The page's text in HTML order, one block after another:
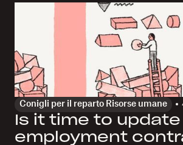
Conigli per il reparto Risorse umane
Is it time to
employment